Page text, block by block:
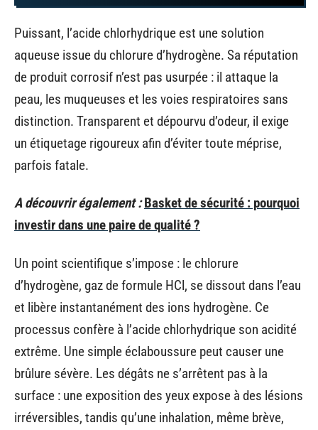
Puissant, l’acide chlorhydrique est une solution
aqueuse issue du chlorure d’hydrogène. Sa réputation
de produit corrosif n’est pas usurpée : il attaque la
peau, les muqueuses et les voies respiratoires sans
distinction. Transparent et dépourvu d’odeur, il exige
un étiquetage rigoureux afin d’éviter toute méprise,
parfois fatale.
A découvrir également : Basket de sécurité : pourquoi
investir dans une paire de qualité ?
Un point scientifique s’impose : le chlorure
d’hydrogène, gaz de formule HCl, se dissout dans l’eau
et libère instantanément des ions hydrogène. Ce
processus confère à l’acide chlorhydrique son acidité
extrême. Une simple éclaboussure peut causer une
brûlure sévère. Les dégâts ne s’arrêtent pas à la
surface : une exposition des yeux expose à des lésions
irréversibles, tandis qu’une inhalation, même brève,